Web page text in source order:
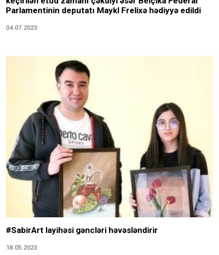
Parlamentinin deputatı Maykl Frelixə hədiyyə edildi
04.07.2023
#SabirArt layihəsi gəncləri həvəsləndirir
18.05.2023